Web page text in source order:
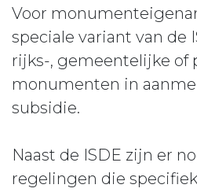
Voor
speciale variant van de
rijks-, gemeentelijke of
monumenten in
subsidie.
Naast de ISDE zijn er
regelingen die